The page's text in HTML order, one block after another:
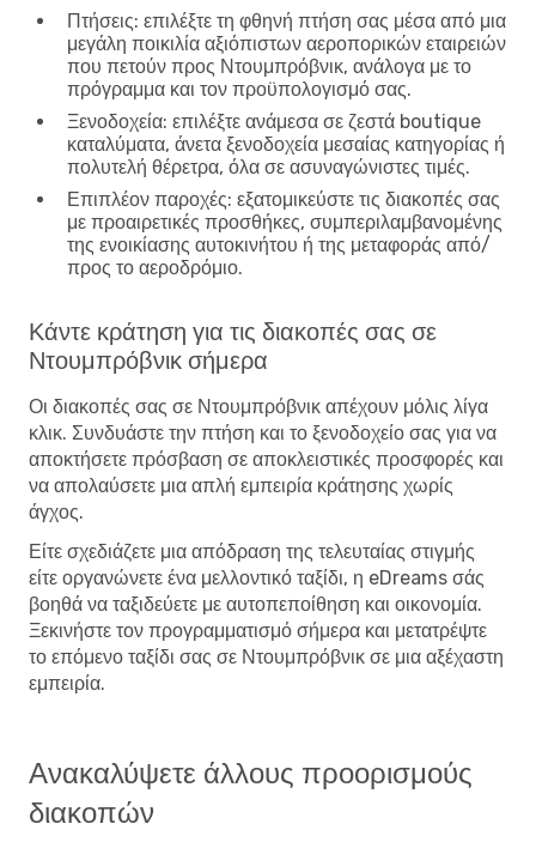
Πτήσεις: επιλέξτε τη φθηνή πτήση σας μέσα από μια
μεγάλη ποικιλία αξιόπιστων αεροπορικών εταιρειών
που πετούν προς Ντουμπρόβνικ, ανάλογα με το
πρόγραμμα και τον προϋπολογισμό σας.
Ξενοδοχεία: επιλέξτε ανάμεσα σε ζεστά boutique
καταλύματα, άνετα ξενοδοχεία μεσαίας κατηγορίας ή
πολυτελή θέρετρα, όλα σε ασυναγώνιστες τιμές.
Επιπλέον παροχές: εξατομικεύστε τις διακοπές σας
με προαιρετικές προσθήκες, συμπεριλαμβανομένης
της ενοικίασης αυτοκινήτου ή της μεταφοράς από/
προς το αεροδρόμιο.
Κάντε κράτηση για τις διακοπές σας σε
Ντουμπρόβνικ σήμερα
Οι διακοπές σας σε Ντουμπρόβνικ απέχουν μόλις λίγα
κλικ. Συνδυάστε την πτήση και το ξενοδοχείο σας για να
αποκτήσετε πρόσβαση σε αποκλειστικές προσφορές και
να απολαύσετε μια απλή εμπειρία κράτησης χωρίς
άγχος.
Είτε σχεδιάζετε μια απόδραση της τελευταίας στιγμής
είτε οργανώνετε ένα μελλοντικό ταξίδι, η eDreams σάς
βοηθά να ταξιδεύετε με αυτοπεποίθηση και οικονομία.
Ξεκινήστε τον προγραμματισμό σήμερα και μετατρέψτε
το επόμενο ταξίδι σας σε Ντουμπρόβνικ σε μια αξέχαστη
εμπειρία.
Ανακαλύψετε άλλους προορισμούς
διακοπών